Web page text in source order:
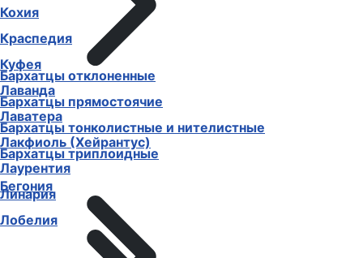
Бархатцы отклоненные
Бархатцы прямостоячие
Бархатцы тонколистные и нителистные
Бархатцы триплоидные
Бегония
Кохия
Краспедия
Куфея
Лаванда
Лаватера
Лакфиоль (Хейрантус)
Лаурентия
Линария
Лобелия